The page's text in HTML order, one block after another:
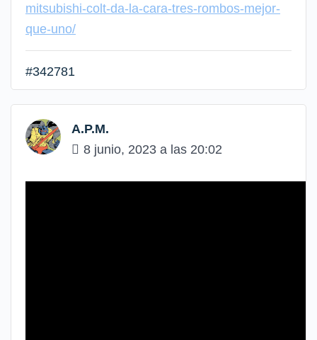
mitsubishi-colt-da-la-cara-tres-rombos-mejor-
que-uno/
#342781
A.P.M.
8 junio, 2023 a las 20:02